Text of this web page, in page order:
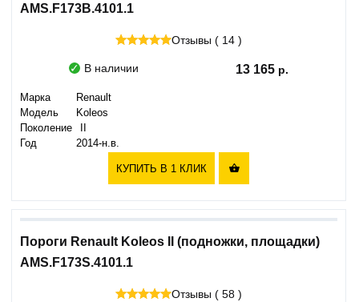
AMS.F173B.4101.1
Отзывы ( 14 )
В наличии 13 165
Марка
Renault
Модель
Koleos
Поколение
Год
2014-н.в.
КУПИТЬ В 1 КЛИК 
Пороги Renault Koleos II (подножки, площадки)
AMS.F173S.4101.1
Отзывы ( 58 )